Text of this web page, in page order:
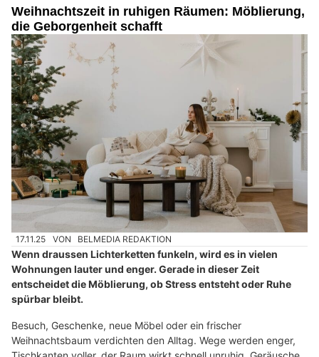
Weihnachtszeit in ruhigen Räumen: Möblierung,
die Geborgenheit schafft
17.11.25 VON BELMEDIA REDAKTION
Wenn draussen Lichterketten funkeln, wird es in vielen
Wohnungen lauter und enger. Gerade in dieser Zeit
entscheidet die Möblierung, ob Stress entsteht oder Ruhe
spürbar bleibt.
Besuch, Geschenke, neue Möbel oder ein frischer
Weihnachtsbaum verdichten den Alltag. Wege werden enger,